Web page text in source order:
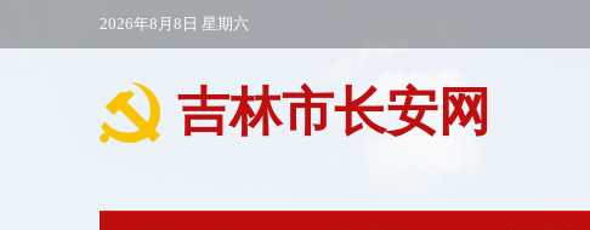
2026年8月8日 星期六
吉林市长安网